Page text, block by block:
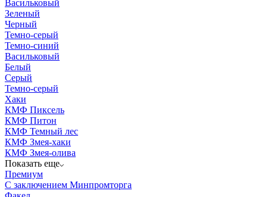
Васильковый
Зеленый
Черный
Темно-серый
Темно-синий
Васильковый
Белый
Серый
Темно-серый
Хаки
КМФ Пиксель
КМФ Питон
КМФ Темный лес
КМФ Змея-хаки
КМФ Змея-олива
Показать еще
Премиум
С заключением Минпромторга